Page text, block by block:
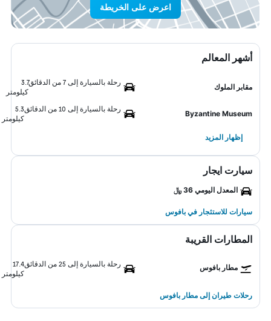
اعرض على الخريطة
أشهر المعالم
مقابر الملوك
رحلة بالسيارة إلى 7 من الدقائق
3.7
كيلومتر
Byzantine Museum
رحلة بالسيارة إلى 10 من الدقائق
5.3
كيلومتر
إظهار المزيد
سيارت ايجار
المعدل اليومي 36 ﷼
سيارات للاستئجار في بافوس
المطارات القريبة
مطار بافوس رحلة بالسيارة إلى 25 من الدقائق
17.4
كيلومتر
رحلات طيران إلى مطار بافوس